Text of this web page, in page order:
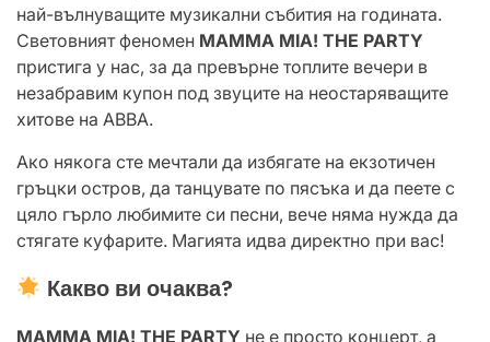
най-вълнуващите музикални събития на годината.
Световният феномен MAMMA MIA! THE PARTY
пристига у нас, за да превърне топлите вечери в
незабравим купон под звуците на неостаряващите
хитове на ABBA.
Ако някога сте мечтали да избягате на екзотичен
гръцки остров, да танцувате по пясъка и да пеете с
цяло гърло любимите си песни, вече няма нужда да
стягате куфарите. Магията идва директно при вас!
Какво ви очаква?
MAMMA MIA! THE PARTY не е просто концерт, а